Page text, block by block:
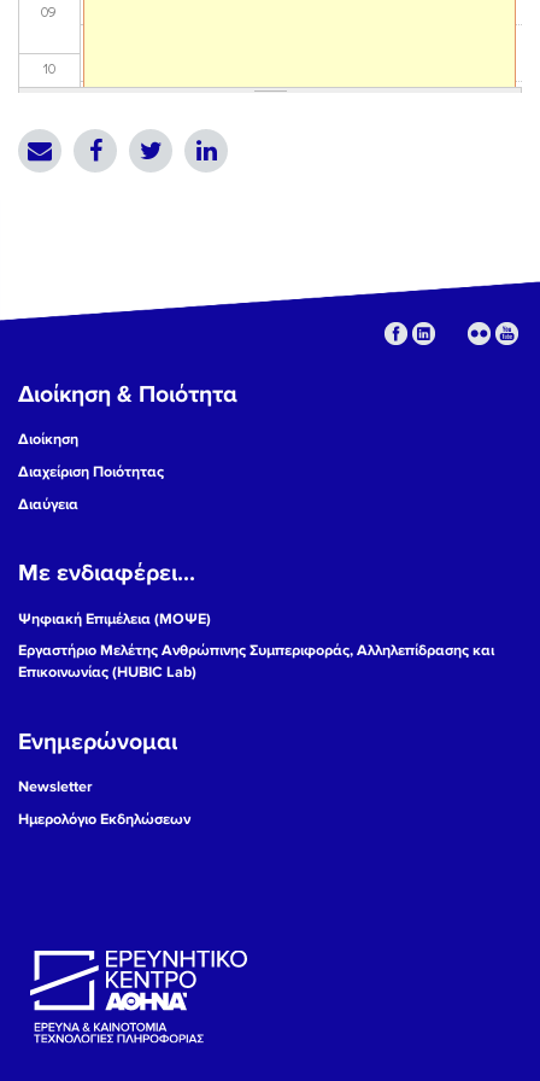
09
10
16
17
19
22
Διοίκηση & Ποιότητα
Διοίκηση
Διαχείριση Ποιότητας
Διαύγεια
Με ενδιαφέρει...
Ψηφιακή Επιμέλεια (ΜΟΨΕ)
Εργαστήριο Μελέτης Ανθρώπινης Συμπεριφοράς, Αλληλεπίδρασης και
Επικοινωνίας (HUBIC Lab)
Ενημερώνομαι
Newsletter
Ημερολόγιο Εκδηλώσεων